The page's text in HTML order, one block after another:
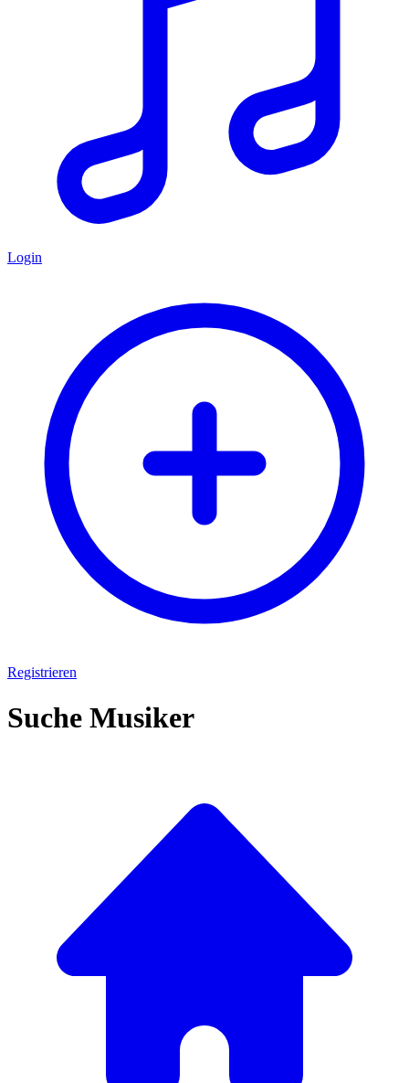
Login
Registrieren
Suche Musiker